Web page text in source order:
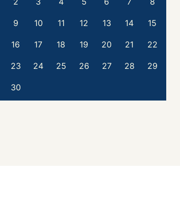
9 10 11 12 13 14 15
16 17 18 19 20 21 22
23 24 25 26 27 28 29
30